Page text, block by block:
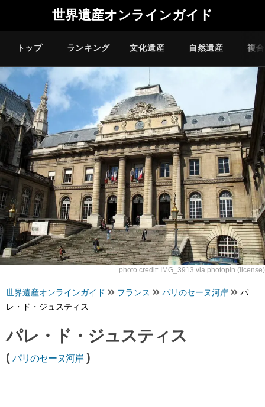
世界遺産オンラインガイド
トップ ランキング 文化遺産 自然遺産 複
photo credit: IMG_3913 via photopin (license)
世界遺産オンラインガイド フランス パリのセーヌ河岸
パ
レ・ド・ジュスティス
パレ・ド・ジュスティス
( パリのセーヌ河岸 )